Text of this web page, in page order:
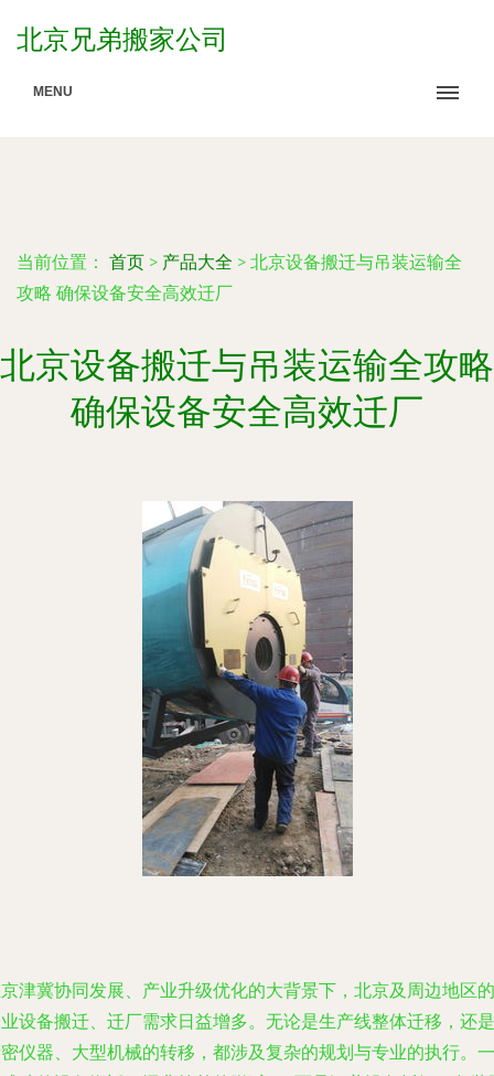
北京兄弟搬家公司
MENU
当前位置： 首页 > 产品大全 > 北京设备搬迁与吊装运输全
攻略 确保设备安全高效迁厂
北京设备搬迁与吊装运输全攻略
确保设备安全高效迁厂
津冀协同发展、产业升级优化的大背景下，北京及周边地区的
设备搬迁、迁厂需求日益增多。无论是生产线整体迁移，还是
仪器、大型机械的转移，都涉及复杂的规划与专业的执行。一